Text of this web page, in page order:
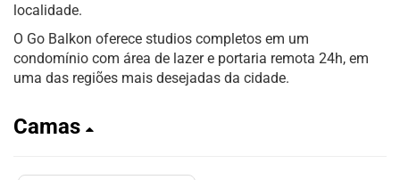
localidade.
O Go Balkon oferece studios completos em um
condomínio com área de lazer e portaria remota 24h, em
uma das regiões mais desejadas da cidade.
Camas